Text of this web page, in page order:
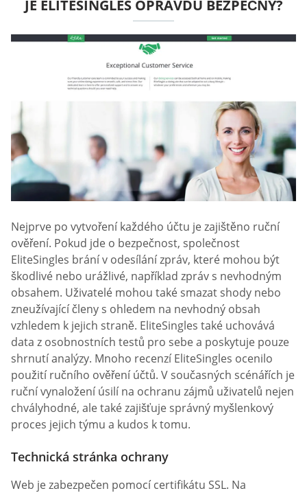
JE ELITESINGLES OPRAVDU BEZPEČNÝ?
Nejprve po vytvoření každého účtu je zajištěno ruční
ověření. Pokud jde o bezpečnost, společnost
EliteSingles brání v odesílání zpráv, které mohou být
škodlivé nebo urážlivé, například zpráv s nevhodným
obsahem. Uživatelé mohou také smazat shody nebo
zneužívající členy s ohledem na nevhodný obsah
vzhledem k jejich straně. EliteSingles také uchovává
data z osobnostních testů pro sebe a poskytuje pouze
shrnutí analýzy. Mnoho recenzí EliteSingles ocenilo
použití ručního ověření účtů. V současných scénářích je
ruční vynaložení úsilí na ochranu zájmů uživatelů nejen
chvályhodné, ale také zajišťuje správný myšlenkový
proces jejich týmu a kudos k tomu.
Technická stránka ochrany
Web je zabezpečen pomocí certifikátu SSL. Na